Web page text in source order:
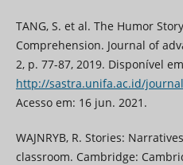
TANG, S. et al. The Humor
Comprehension. Journal of
2, p. 77-87, 2019. Disponível
http://sastra.unifa.ac.id/
Acesso em: 16 jun. 2021.
WAJNRYB, R. Stories:
classroom. Cambridge: